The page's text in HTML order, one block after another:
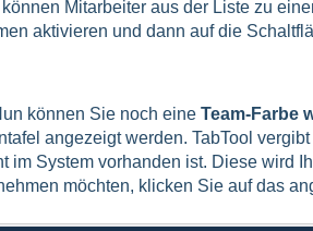
Mitarbeiter aus der Liste zu
aktivieren und dann auf die
können Sie noch eine Team-Farbe
angezeigt werden. TabTool
im System vorhanden ist. Diese wird
möchten, klicken Sie auf das